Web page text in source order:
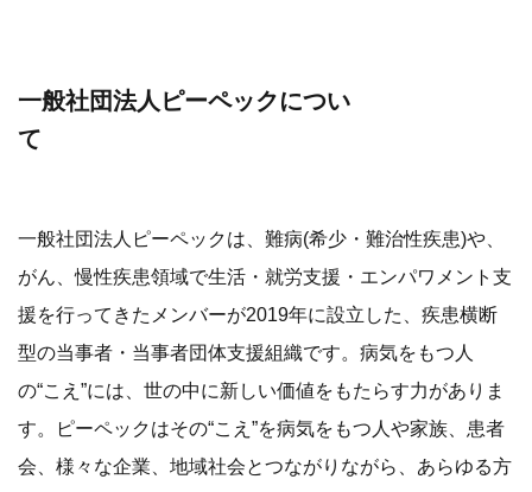
一般社団法人ピーペックについ
て
一般社団法人ピーペックは、難病(希少・難治性疾患)や、
がん、慢性疾患領域で生活・就労支援・エンパワメント支
援を行ってきたメンバーが2019年に設立した、疾患横断
型の当事者・当事者団体支援組織です。病気をもつ人
の“こえ”には、世の中に新しい価値をもたらす力がありま
す。ピーペックはその“こえ”を病気をもつ人や家族、患者
会、様々な企業、地域社会とつながりながら、あらゆる方